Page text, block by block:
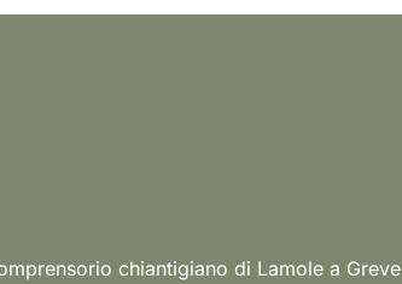
chiantigiano di Lamole a Greve
fini, eleganti e croccanti. La filosofia di